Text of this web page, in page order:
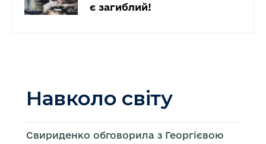
є загиблий!
Навколо світу
Свириденко обговорила з Георгієвою